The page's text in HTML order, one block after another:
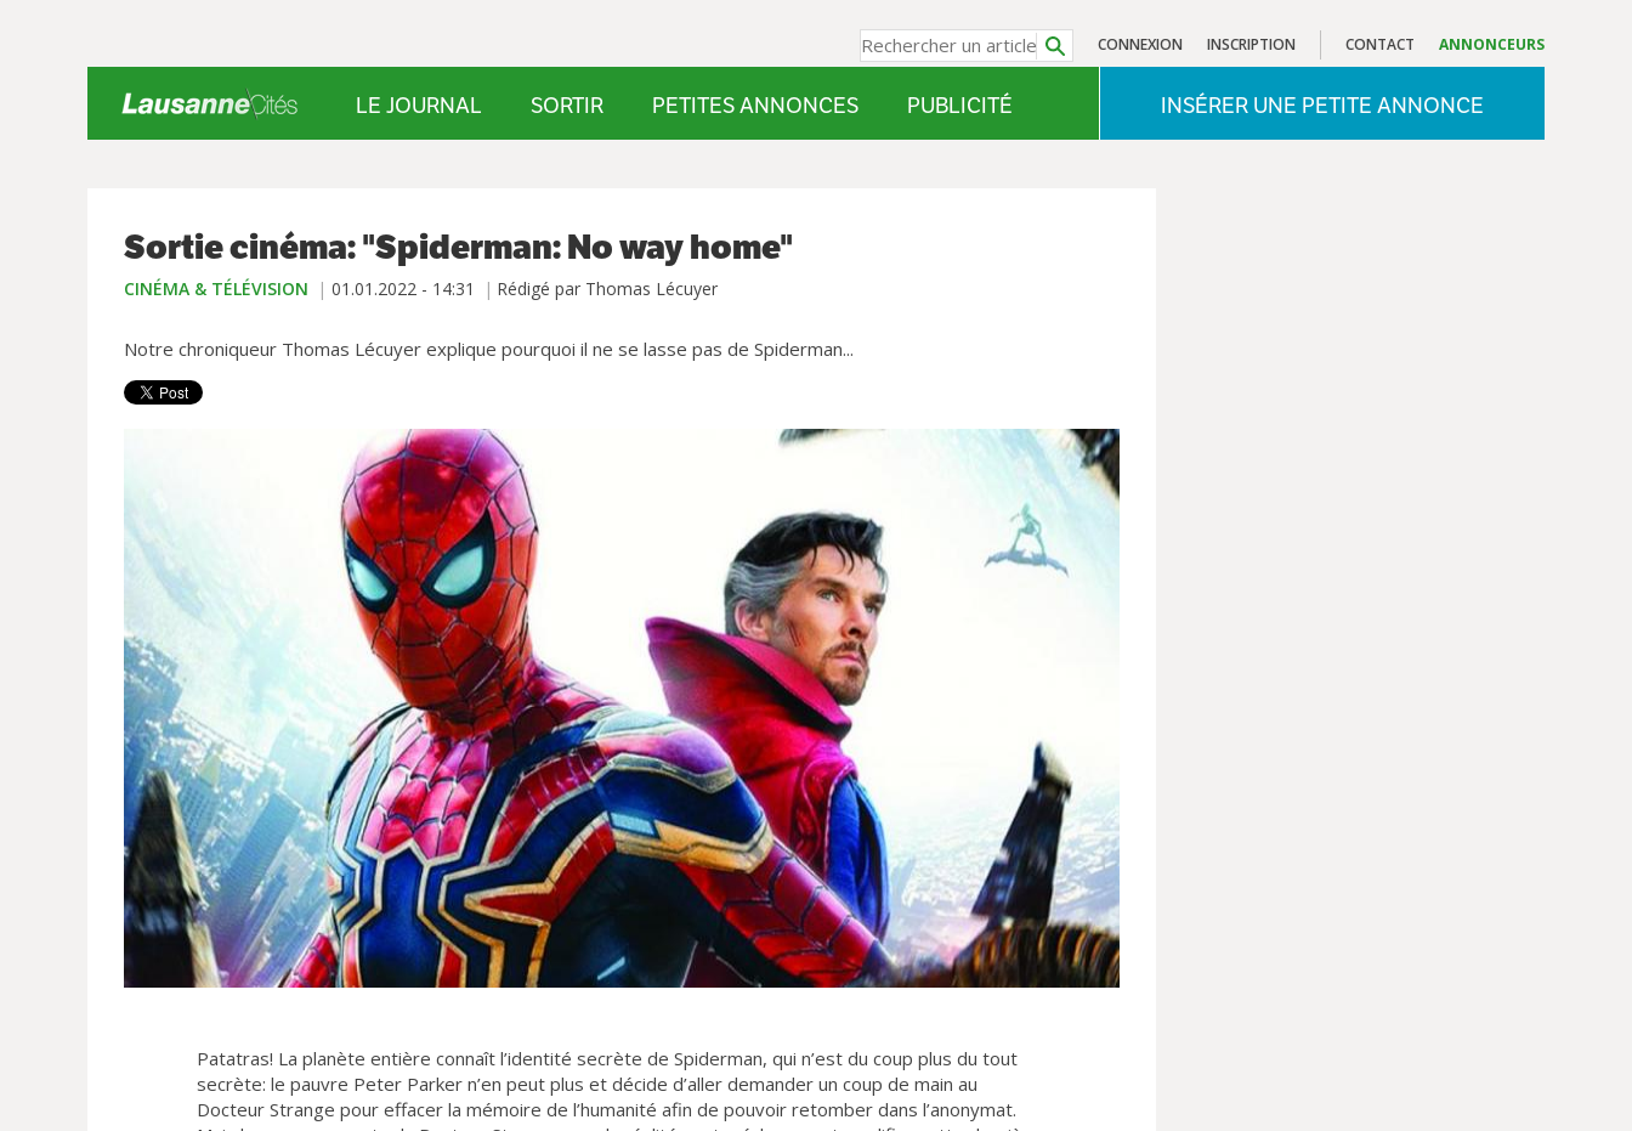
CONTACT ANNONCEURS
CONNEXION INSCRIPTION
LE JOURNAL SORTIR PETITES ANNONCES PUBLICITÉ INSÉRER UNE PETITE ANNONCE
Sortie cinéma: "Spiderman: No way home"
CINÉMA & TÉLÉVISION 01.01.2022 - 14:31 Rédigé par Thomas Lécuyer
Notre chroniqueur Thomas Lécuyer explique pourquoi il ne se lasse pas de Spiderman...
Patatras! La planète entière connaît l’identité secrète de Spiderman, qui n’est du coup plus du tout
secrète: le pauvre Peter Parker n’en peut plus et décide d’aller demander un coup de main au
Docteur Strange pour effacer la mémoire de l’humanité afin de pouvoir retomber dans l’anonymat.